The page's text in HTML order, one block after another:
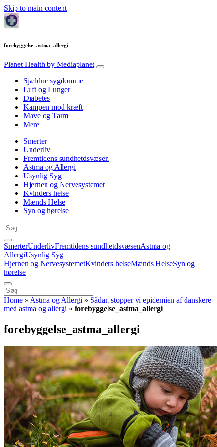
Skip to main content
forebyggelse_astma_allergi
Planet Health by Mediaplanet
Sjældne sygdomme
Luft og Lunger
Diabetes
Kampen mod kræft
Mave og Tarm
Mere
Smerter
Underliv
Fremtidens sundhetdsvæsen
Astma og Allergi
Usynlig Syg
Hjernen og Nervesystemet
Kvinders helse
Mænds Helse
Syn og hørelse
SmerterUnderlivFremtidens sundhetdsvæsenAstma og
AllergiUsynlig Syg
Hjernen og NervesystemetKvinders helseMænds HelseSyn og
hørelse
Home » Astma og Allergi » Sådan stopper vi epidemien af danskere
med astma og allergi » forebyggelse_astma_allergi
forebyggelse_astma_allergi